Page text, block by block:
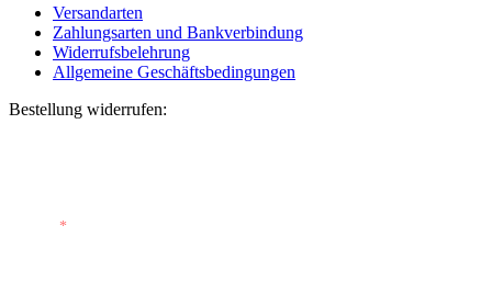
Versandarten
Zahlungsarten und Bankverbindung
Widerrufsbelehrung
Allgemeine Geschäftsbedingungen
Bestellung widerrufen:
*